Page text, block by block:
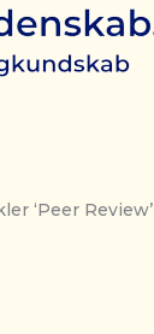
‘Peer Review’